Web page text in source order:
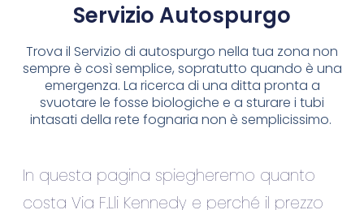
Servizio Autospurgo
Trova il Servizio di autospurgo nella tua zona non
sempre è così semplice, sopratutto quando è una
emergenza. La ricerca di una ditta pronta a
svuotare le fosse biologiche e a sturare i tubi
intasati della rete fognaria non è semplicissimo.
In questa pagina spiegheremo quanto
costa Via F.Lli Kennedy e perché il prezzo